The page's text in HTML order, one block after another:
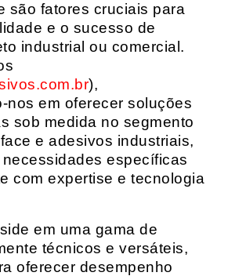
são fatores cruciais para
e o sucesso de
industrial ou comercial.
),
nos em oferecer soluções
sob medida no segmento
e adesivos industriais,
específicas
com expertise e tecnologia
em uma gama de
técnicos e versáteis,
oferecer desempenho